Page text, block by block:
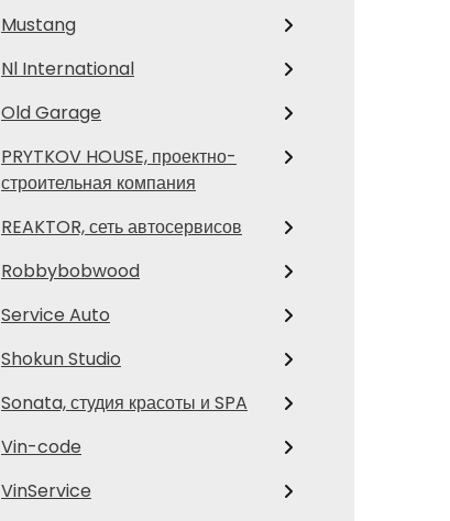
Mustang
Nl International
Old Garage
PRYTKOV HOUSE, проектно-
строительная компания
REAKTOR, сеть автосервисов
Robbybobwood
Service Auto
Shokun Studio
Sonata, студия красоты и SPA
Vin-code
VinService